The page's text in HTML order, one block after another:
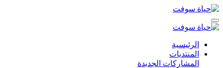
الرئيسية
المنتديات
المشاركات الجديدة